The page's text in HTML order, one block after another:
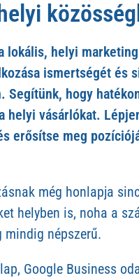
lokális, helyi marketing
ismertségét és
Segítünk, hogy
helyi vásárlókat.
erősítse meg
még honlapja
helyben is, noha a
mindig népszerű.
Google Business